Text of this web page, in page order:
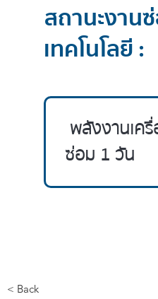
สถานะงาน
เทคโนโลยี :
ซ่อม 1 วัน
< Back